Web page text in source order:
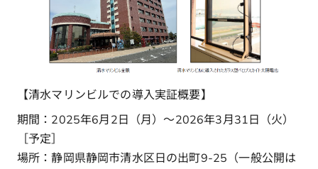
【清水マリンビルでの導入実証概要】
期間：2025年6月2日（月）～2026年3月31日（火）
［予定］
場所：静岡県静岡市清水区日の出町9-25（一般公開は